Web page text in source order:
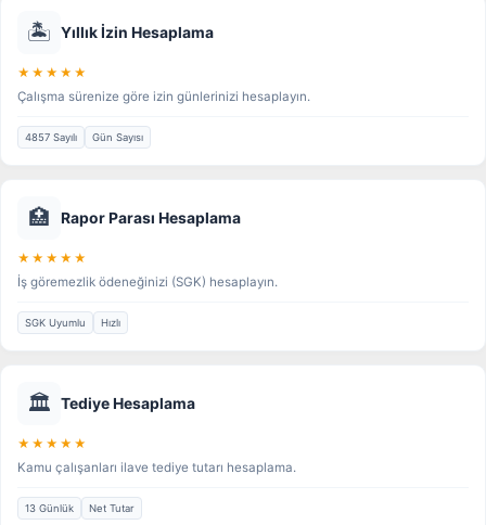
🏝️ Yıllık İzin Hesaplama
★★★★★
Çalışma sürenize göre izin günlerinizi hesaplayın.
4857 Sayılı Gün Sayısı
🏥 Rapor Parası Hesaplama
★★★★★
İş göremezlik ödeneğinizi (SGK) hesaplayın.
SGK Uyumlu Hızlı
🏛️ Tediye Hesaplama
★★★★★
Kamu çalışanları ilave tediye tutarı hesaplama.
13 Günlük Net Tutar